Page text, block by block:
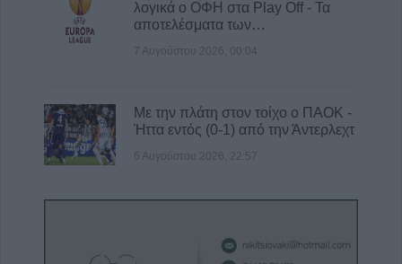
λογικά ο ΟΦΗ στα Play Off - Τα
αποτελέσματα των…
7 Αυγούστου 2026, 00:04
Με την πλάτη στον τοίχο ο ΠΑΟΚ -
Ήττα εντός (0-1) από την Άντερλεχτ
6 Αυγούστου 2026, 22:57